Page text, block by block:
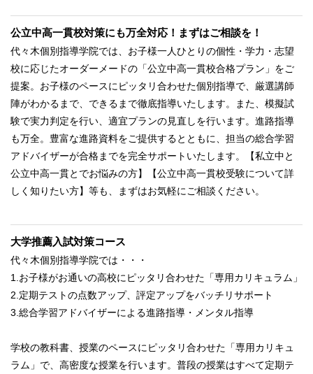
公立中高一貫校対策にも万全対応！まずはご相談を！
代々木個別指導学院では、お子様一人ひとりの個性・学力・志望
校に応じたオーダーメードの「公立中高一貫校合格プラン」をご
提案。お子様のペースにピッタリ合わせた個別指導で、厳選講師
陣がわかるまで、できるまで徹底指導いたします。また、模擬試
験で実力判定を行い、適宜プランの見直しを行います。進路指導
も万全。豊富な進路資料をご提供するとともに、担当の総合学習
アドバイザーが合格までを完全サポートいたします。【私立中と
公立中高一貫とでお悩みの方】【公立中高一貫校受験について詳
しく知りたい方】等も、まずはお気軽にご相談ください。
大学推薦入試対策コース
代々木個別指導学院では・・・
1.お子様がお通いの高校にピッタリ合わせた「専用カリキュラム」
2.定期テストの点数アップ、評定アップをバッチリサポート
3.総合学習アドバイザーによる進路指導・メンタル指導
学校の教科書、授業のペースにピッタリ合わせた「専用カリキュ
ラム」で、高密度な授業を行います。普段の授業はすべて定期テ